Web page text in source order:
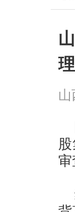
山
审